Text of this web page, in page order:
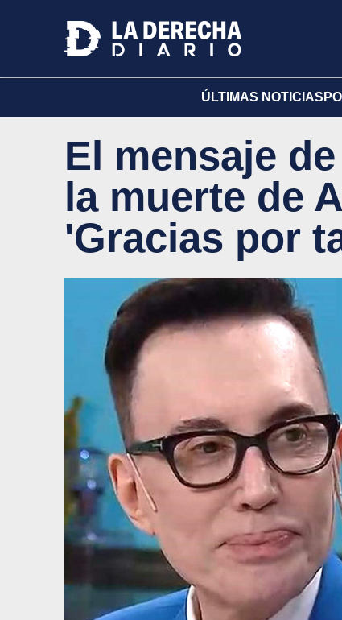
ÚLTIMAS NOTICIAS
El mensaje
la muerte de
'Gracias por